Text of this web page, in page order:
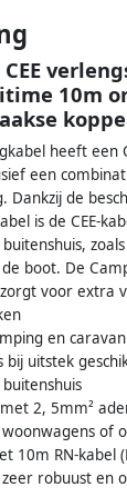
10m
heeft een
een
Dankzij de
is de CEE-
boot. De
voor extra
en
bij uitstek
2, 5mm²
of
10m RN-kabel
robuust en